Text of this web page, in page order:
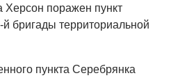
Херсон поражен пункт
бригады территориальной
пункта Серебрянка